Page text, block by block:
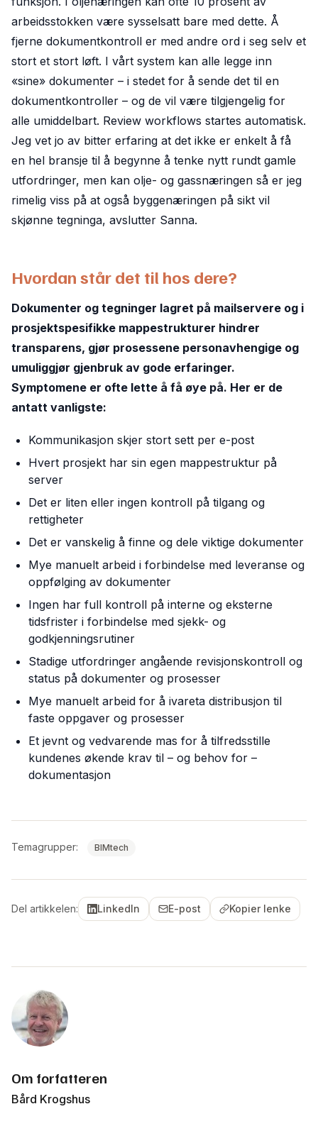
arbeidsstokken være sysselsatt bare med dette. Å
fjerne dokumentkontroll er med andre ord i seg selv et
stort et stort løft. I vårt system kan alle legge inn
«sine» dokumenter – i stedet for å sende det til en
dokumentkontroller – og de vil være tilgjengelig for
alle umiddelbart. Review workflows startes automatisk.
Jeg vet jo av bitter erfaring at det ikke er enkelt å få
en hel bransje til å begynne å tenke nytt rundt gamle
utfordringer, men kan olje- og gassnæringen så er jeg
rimelig viss på at også byggenæringen på sikt vil
skjønne tegninga, avslutter Sanna.
Hvordan står det til hos dere?
Dokumenter og tegninger lagret på mailservere og i
prosjektspesifikke mappestrukturer hindrer
transparens, gjør prosessene personavhengige og
umuliggjør gjenbruk av gode erfaringer.
Symptomene er ofte lette å få øye på. Her er de
antatt vanligste:
Kommunikasjon skjer stort sett per e-post
Hvert prosjekt har sin egen mappestruktur på
server
Det er liten eller ingen kontroll på tilgang og
rettigheter
Det er vanskelig å finne og dele viktige dokumenter
Mye manuelt arbeid i forbindelse med leveranse og
oppfølging av dokumenter
Ingen har full kontroll på interne og eksterne
tidsfrister i forbindelse med sjekk- og
godkjenningsrutiner
Stadige utfordringer angående revisjonskontroll og
status på dokumenter og prosesser
Mye manuelt arbeid for å ivareta distribusjon til
faste oppgaver og prosesser
Et jevnt og vedvarende mas for å tilfredsstille
kundenes økende krav til – og behov for –
dokumentasjon
Temagrupper: BIMtech
Del artikkelen: LinkedIn E-post Kopier lenke
Om forfatteren
Bård Krogshus